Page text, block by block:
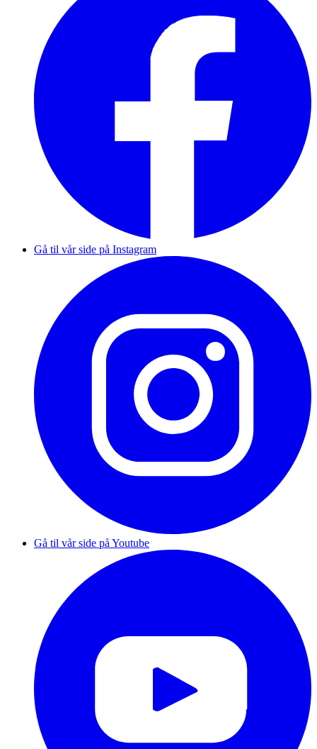
Gå til vår side på Instagram
Gå til vår side på Youtube